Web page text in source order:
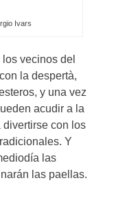
Ivars
vecinos del
la despertà,
y una vez
acudir a la
con los
Y
las
las paellas.